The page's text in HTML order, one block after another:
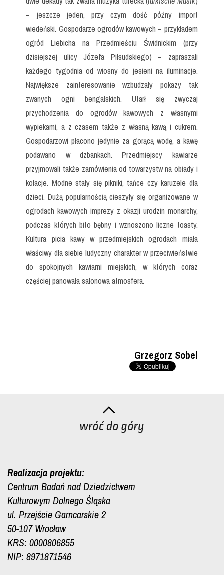
– jeszcze jeden, przy czym dość późny import
wiedeński. Gospodarze ogrodów kawowych – przykładem
ogród Liebicha na Przedmieściu Świdnickim (przy
dzisiejszej ulicy Józefa Piłsudskiego) – zapraszali
każdego tygodnia od wiosny do jesieni na iluminacje.
Największe zainteresowanie wzbudzały pokazy tak
zwanych ogni bengalskich. Utarł się zwyczaj
przychodzenia do ogrodów kawowych z własnymi
wypiekami, a z czasem także z własną kawą i cukrem.
Gospodarzowi płacono jedynie za gorącą wodę, a kawę
podawano w dzbankach. Przedmiejscy kawiarze
przyjmowali także zamówienia od towarzystw na obiady i
kolacje. Modne stały się pikniki, tańce czy karuzele dla
dzieci. Dużą popularnością cieszyły się organizowane w
ogrodach kawowych imprezy z okazji urodzin monarchy,
podczas których bito bębny i wznoszono liczne toasty.
Kultura picia kawy w przedmiejskich ogrodach miała
właściwy dla siebie ludyczny charakter w przeciwieństwie
do spokojnych kawiarni miejskich, w których coraz
częściej panowałasalonowa atmosfera.
Grzegorz Sobel
Realizacja projektu:
Centrum Badań nad Dziedzictwem
Kulturowym Dolnego Śląska
ul. Przejście Garncarskie 2
50-107 Wrocław
KRS: 0000806855
NIP: 8971871546